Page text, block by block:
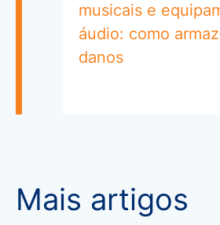
musicais e
áudio: como
danos
Mais artigos